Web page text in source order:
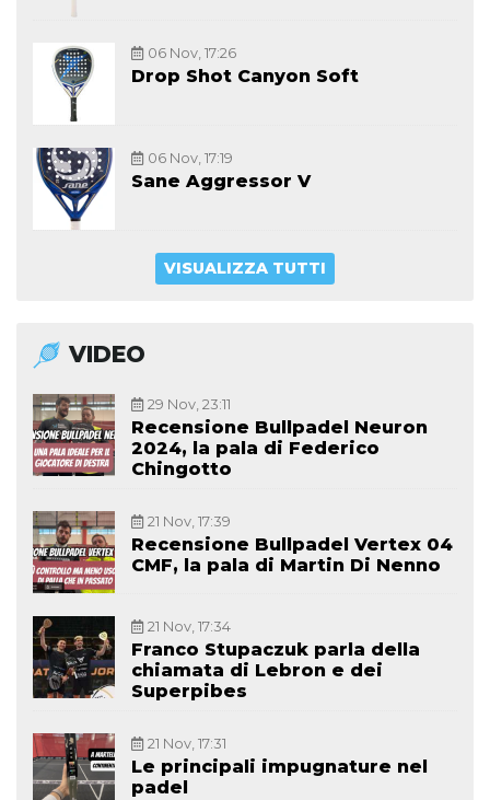
06 Nov, 17:26
Drop Shot Canyon Soft
06 Nov, 17:19
Sane Aggressor V
VISUALIZZA TUTTI
VIDEO
29 Nov, 23:11
Recensione Bullpadel Neuron
2024, la pala di Federico
Chingotto
21 Nov, 17:39
Recensione Bullpadel Vertex 04
CMF, la pala di Martin Di Nenno
21 Nov, 17:34
Franco Stupaczuk parla della
chiamata di Lebron e dei
Superpibes
21 Nov, 17:31
Le principali impugnature nel
padel